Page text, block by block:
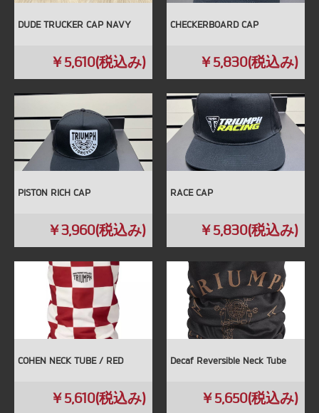
DUDE TRUCKER CAP NAVY
￥5,610(税込み)
CHECKERBOARD CAP
￥5,830(税込み)
PISTON RICH CAP
￥3,960(税込み)
RACE CAP
￥5,830(税込み)
COHEN NECK TUBE / RED
￥5,610(税込み)
Decaf Reversible Neck Tube
￥5,650(税込み)